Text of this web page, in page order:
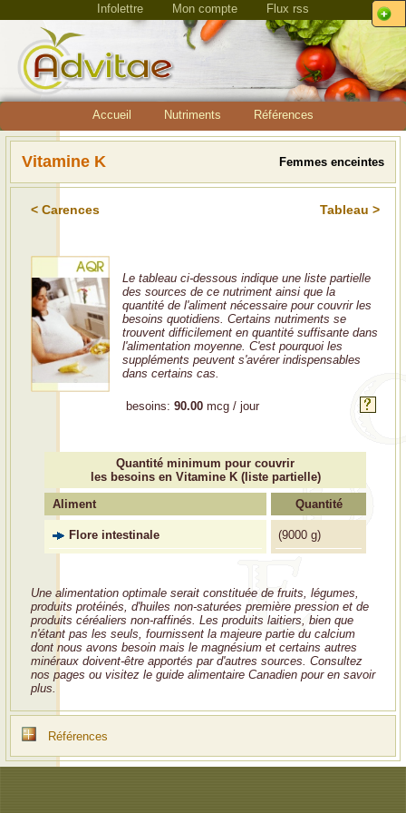
Infolettre Mon compte Flux rss
Accueil Nutriments Références
Vitamine K Femmes enceintes
< Carences Tableau >
Le tableau ci-dessous indique une liste partielle
des sources de ce nutriment ainsi que la
quantité de l'aliment nécessaire pour couvrir les
besoins quotidiens. Certains nutriments se
trouvent difficilement en quantité suffisante dans
l'alimentation moyenne. C'est pourquoi les
suppléments peuvent s'avérer indispensables
dans certains cas.
besoins: 90.00 mcg / jour
Quantité minimum pour couvrir
les besoins en Vitamine K (liste partielle)
Aliment
Quantité
Flore intestinale (9000 g)
Une alimentation optimale serait constituée de fruits, légumes,
produits protéinés, d'huiles non-saturées première pression et de
produits céréaliers non-raffinés. Les produits laitiers, bien que
n'étant pas les seuls, fournissent la majeure partie du calcium
dont nous avons besoin mais le magnésium et certains autres
minéraux doivent-être apportés par d'autres sources. Consultez
nos pages ou visitez le guide alimentaire Canadien pour en savoir
plus.
Références